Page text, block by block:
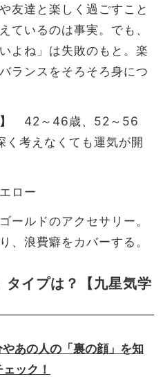
友達と楽しく過ごすこと
ているのは事実。でも、
よね」は失敗のもと。楽
ランスをそろそろ身につ
】 42 ～ 46歳、 52 ～ 56
く考えなくても運気が開
ロー
ールドのアクセサリー。
、浪費癖をカバーする。
タイプは？【九星気学
やあの人の「裏の顔」を知
ック！